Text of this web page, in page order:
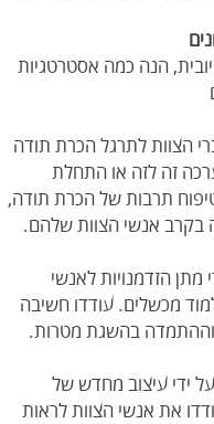
הנה כמה אסטרטגיות
הצוות לתרגל הכרת תודה
זה לזה או התחלת
תרבות של הכרת תודה,
בקרב אנשי הצוות שלהם.
מתן הזדמנויות לאנשי
מכשלים. עודדו חשיבה
בהשגת מטרות.
ידי עיצוב מחדש של
את אנשי הצוות לראות